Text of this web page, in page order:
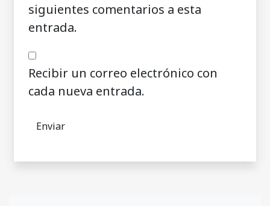
siguientes comentarios a esta
entrada.
Recibir un correo electrónico con
cada nueva entrada.